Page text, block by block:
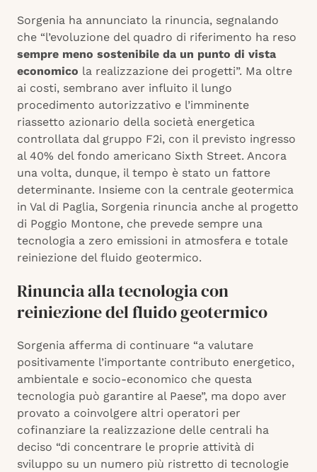
Sorgenia ha annunciato la rinuncia, segnalando
che “l’evoluzione del quadro di riferimento ha reso
sempre meno sostenibile da un punto di vista
economico la realizzazione dei progetti”. Ma oltre
ai costi, sembrano aver influito il lungo
procedimento autorizzativo e l’imminente
riassetto azionario della società energetica
controllata dal gruppo F2i, con il previsto ingresso
al 40% del fondo americano Sixth Street. Ancora
una volta, dunque, il tempo è stato un fattore
determinante. Insieme con la centrale geotermica
in Val di Paglia, Sorgenia rinuncia anche al progetto
di Poggio Montone, che prevede sempre una
tecnologia a zero emissioni in atmosfera e totale
reiniezione del fluido geotermico.
Rinuncia alla tecnologia con
reiniezione del fluido geotermico
Sorgenia afferma di continuare “a valutare
positivamente l’importante contributo energetico,
ambientale e socio-economico che questa
tecnologia può garantire al Paese”, ma dopo aver
provato a coinvolgere altri operatori per
cofinanziare la realizzazione delle centrali ha
deciso “di concentrare le proprie attività di
sviluppo su un numero più ristretto di tecnologie